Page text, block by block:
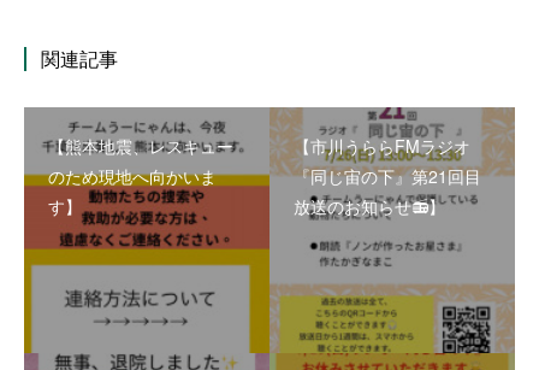
関連記事
【熊本地震、レスキュー
のため現地へ向かいま
す】
【市川うららFMラジオ
『同じ宙の下』第21回目
放送のお知らせ📻】